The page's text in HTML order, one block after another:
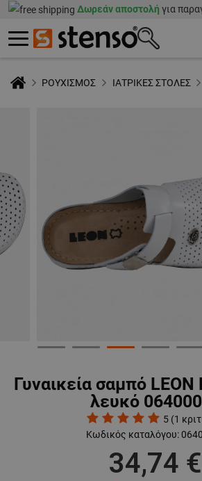
Δωρεάν αποστολή για
ΡΟΥΧΙΣΜΟΣ ΙΑΤΡΙΚΕΣ ΣΤΟΛΕΣ
Γυναικεία σαμπό LEON
λευκό
5 (1
Κωδικός καταλόγου:
34,74 €